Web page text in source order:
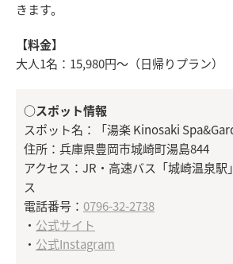
きます。
【料金】
大人1名：15,980円～（日帰りプラン
○スポット情報
スポット名：「湯楽 Kinosaki
住所：兵庫県豊岡市城崎町湯島844
アクセス：JR・高速バス「城崎温泉駅
ス
電話番号： 0796-32-2738
・ 公式サイト
・ 公式Instagram